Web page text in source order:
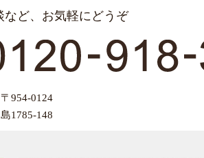
など、お気軽にどうぞ
954-0124
1785-148